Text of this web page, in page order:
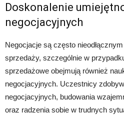
Doskonalenie
negocjacyjnych
Negocjacje są często
sprzedaży, szczególnie w
sprzedażowe obejmują również
negocjacyjnych. Uczestnicy
negocjacyjnych, budowania
oraz radzenia sobie w trudnych